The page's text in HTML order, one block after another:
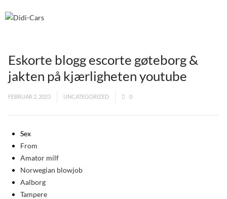
Eskorte blogg escorte gøteborg &
jakten på kjærligheten youtube
FEBRUAR 2, 2023 UNCATEGORIZED 0
Sex
From
Amator milf
Norwegian blowjob
Aalborg
Tampere